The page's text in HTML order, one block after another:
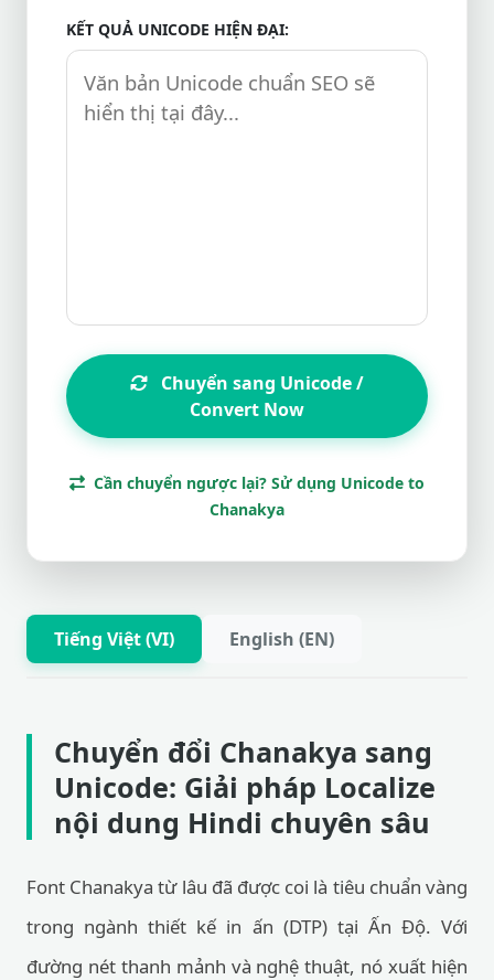
KẾT QUẢ UNICODE HIỆN ĐẠI:
Chuyển sang Unicode /
Convert Now
Cần chuyển ngược lại? Sử dụng Unicode to
Chanakya
Tiếng Việt (VI) English (EN)
Chuyển đổi Chanakya sang
Unicode: Giải pháp Localize
nội dung Hindi chuyên sâu
Font Chanakya từ lâu đã được coi là tiêu chuẩn vàng
trong ngành thiết kế in ấn (DTP) tại Ấn Độ. Với
đường nét thanh mảnh và nghệ thuật, nó xuất hiện